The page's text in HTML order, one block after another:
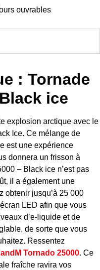
ouvrables
: Tornade
ice
explosion arctique avec le
Ice. Ce mélange de
est une expérience
donnera un frisson à
– Black ice n’est pas
il a également une
obtenir jusqu’à 25 000
LED afin que vous
d’e-liquide et de
de sorte que vous
Ressentez
Tornado 25000. Ce
fraîche ravira vos